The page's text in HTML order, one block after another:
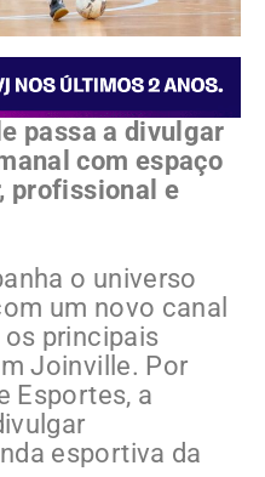
passa a divulgar
com espaço
profissional e
o universo
um novo canal
principais
Joinville. Por
Esportes, a
esportiva da